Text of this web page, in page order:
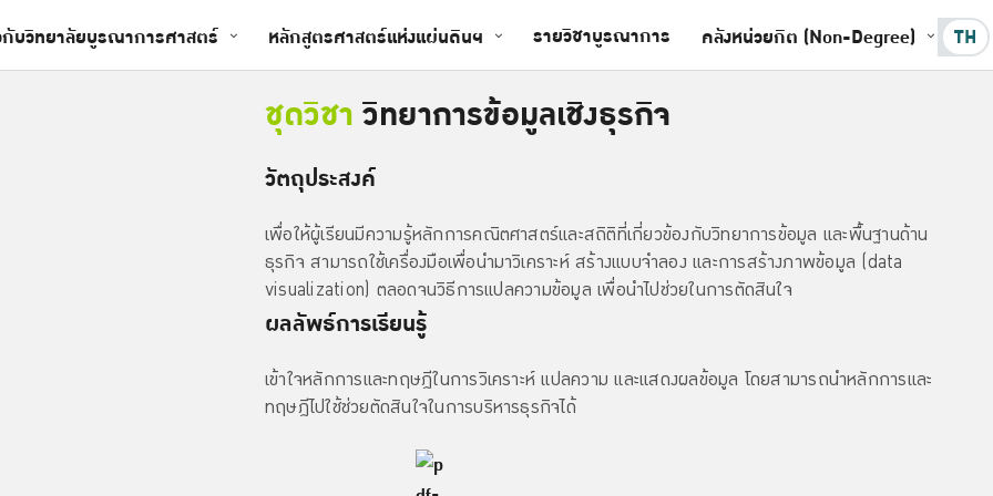
กับวิทยาลัยบูรณาการศาสตร์ หลักสูตรศาสตร์แห่งแผ่นดินฯ รายวิชาบูรณาการ คลังหน่วยกิต (Non-Degree) TH
ชุดวิชา วิทยาการข้อมูลเชิงธุรกิจ
วัตถุประสงค์
เพื่อให้ผู้เรียนมีความรู้หลักการคณิตศาสตร์และสถิติที่เกี่ยวข้องกับวิทยาการข้อมูล และพื้นฐานด้าน
ธุรกิจ สามารถใช้เครื่องมือเพื่อนำมาวิเคราะห์ สร้างแบบจำลอง และการสร้างภาพข้อมูล (data
visualization) ตลอดจนวิธีการแปลความข้อมูล เพื่อนำไปช่วยในการตัดสินใจ
ผลลัพธ์การเรียนรู้
เข้าใจหลักการและทฤษฎีในการวิเคราะห์ แปลความ และแสดงผลข้อมูล โดยสามารถนำหลักการและ
ทฤษฎีไปใช้ช่วยตัดสินใจในการบริหารธุรกิจได้